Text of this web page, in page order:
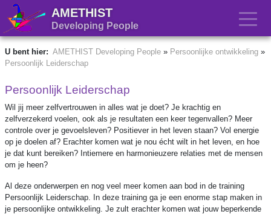
AMETHIST
Developing People
U bent hier: AMETHIST Developing People » Persoonlijke ontwikkeling »
Persoonlijk Leiderschap
Persoonlijk Leiderschap
Wil jij meer zelfvertrouwen in alles wat je doet? Je krachtig en
zelfverzekerd voelen, ook als je resultaten een keer tegenvallen? Meer
controle over je gevoelsleven? Positiever in het leven staan? Vol energie
op je doelen af? Erachter komen wat je nou écht wilt in het leven, en hoe
je dat kunt bereiken? Intiemere en harmonieuzere relaties met de mensen
om je heen?
Al deze onderwerpen en nog veel meer komen aan bod in de training
Persoonlijk Leiderschap. In deze training ga je een enorme stap maken in
je persoonlijke ontwikkeling. Je zult erachter komen wat jouw beperkende